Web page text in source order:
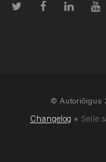
© Autoriõigus
Changelog ● Selle